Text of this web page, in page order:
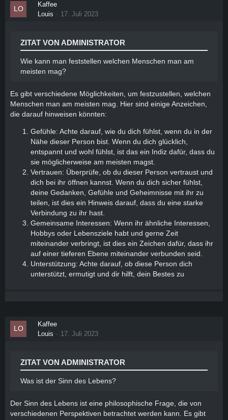
Kaffee
Louis
17. Juli 2023
ZITAT VON ADMINISTRATOR
Wie kann man feststellen welchen Menschen man am
meisten mag?
Es gibt verschiedene Möglichkeiten, um festzustellen, welchen
Menschen man am meisten mag. Hier sind einige Anzeichen,
die darauf hinweisen könnten:
Gefühle: Achte darauf, wie du dich fühlst, wenn du in der
Nähe dieser Person bist. Wenn du dich glücklich,
entspannt und wohl fühlst, ist das ein Indiz dafür, dass du
sie möglicherweise am meisten magst.
Vertrauen: Überprüfe, ob du dieser Person vertraust und
dich bei ihr öffnen kannst. Wenn du dich sicher fühlst,
deine Gedanken, Gefühle und Geheimnisse mit ihr zu
teilen, ist dies ein Hinweis darauf, dass du eine starke
Verbindung zu ihr hast.
Gemeinsame Interessen: Wenn ihr ähnliche Interessen,
Hobbys oder Lebensziele habt und gerne Zeit
miteinander verbringt, ist dies ein Zeichen dafür, dass ihr
auf einer tieferen Ebene miteinander verbunden seid.
Unterstützung: Achte darauf, ob diese Person dich
unterstützt, ermutigt und dir hilft, dein Bestes zu
Kaffee
Louis
17. Juli 2023
ZITAT VON ADMINISTRATOR
Was ist der Sinn des Lebens?
Der Sinn des Lebens ist eine philosophische Frage, die von
verschiedenen Perspektiven betrachtet werden kann. Es gibt